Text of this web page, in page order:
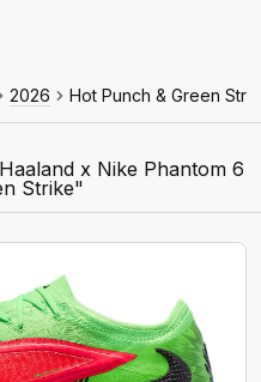
2026 Hot Punch & Green
x Nike Phantom 6
Strike"